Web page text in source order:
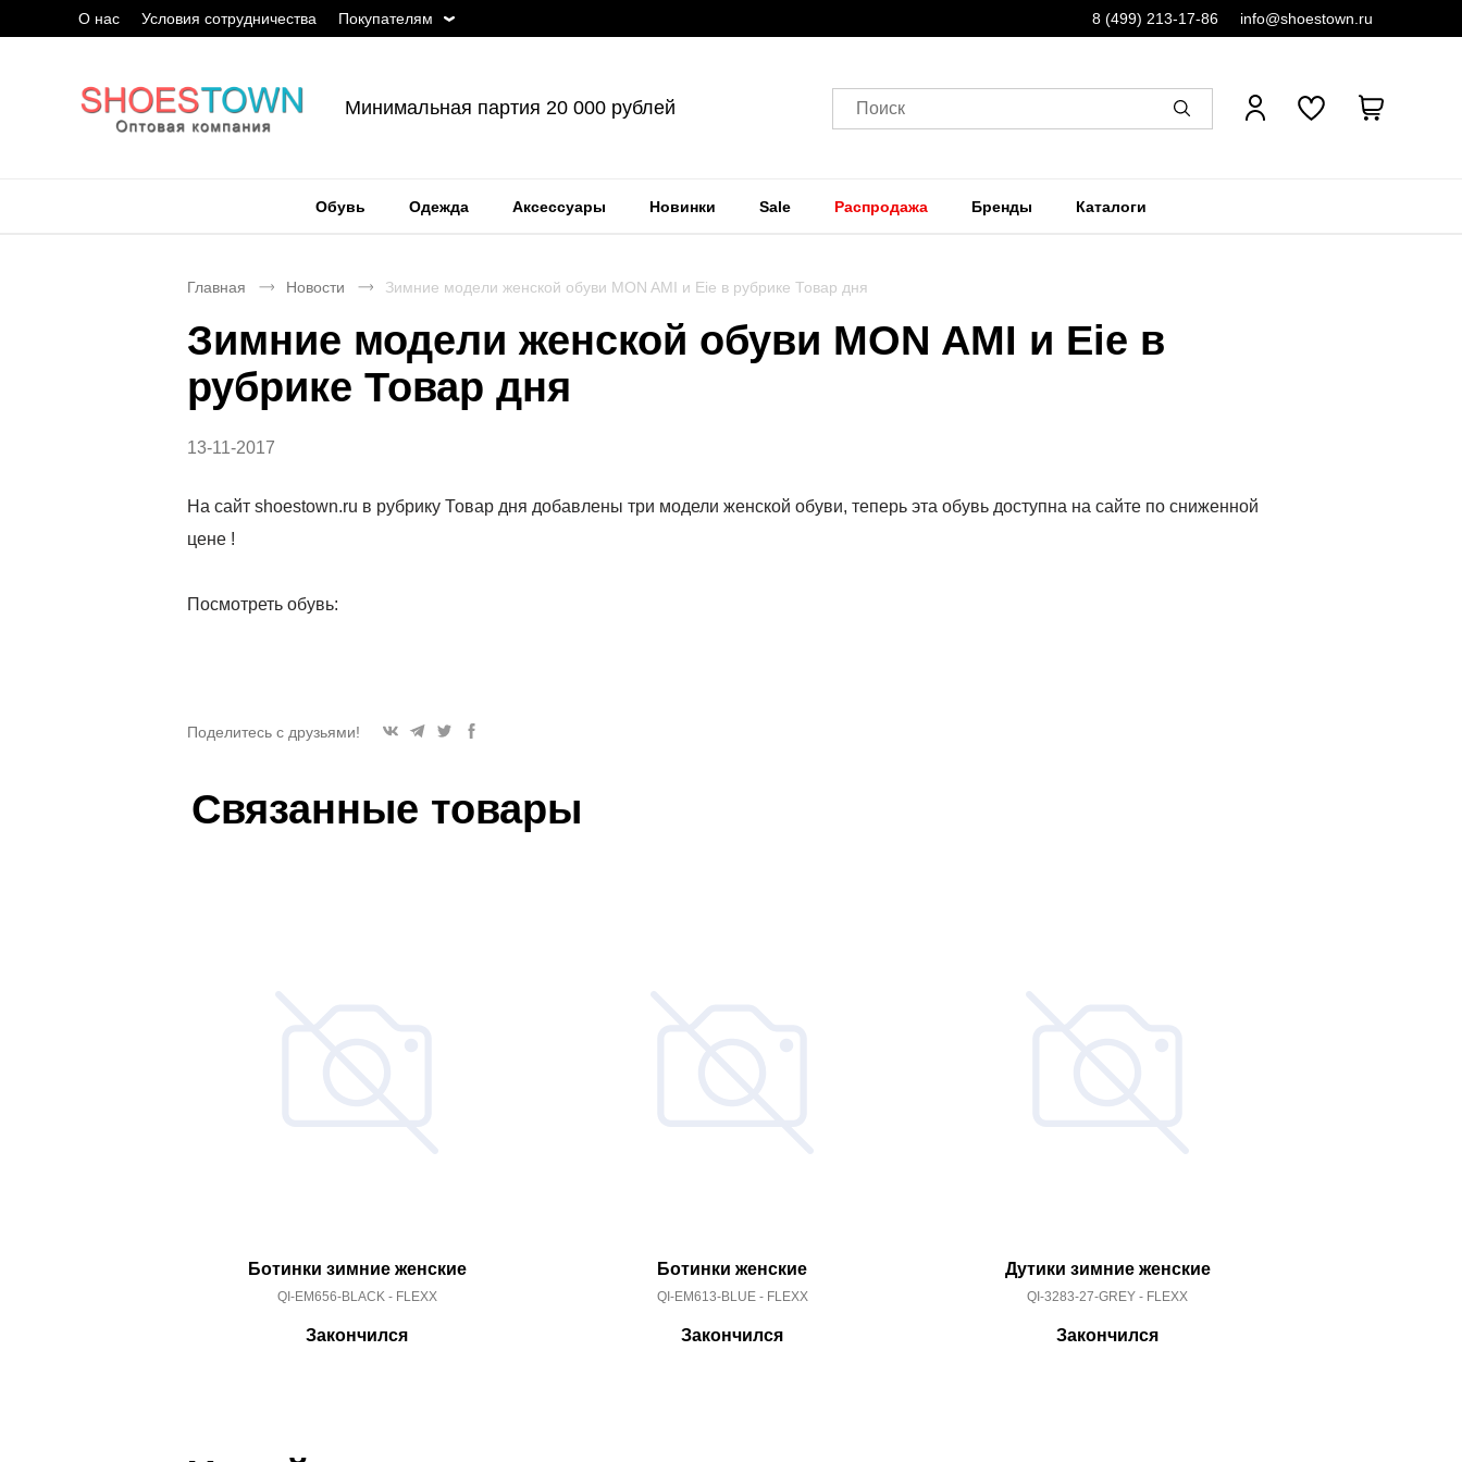
О нас Условия сотрудничества Покупателям 8 (499) 213-17-86 info@shoestown.ru
Минимальная партия 20 000 рублей Поиск
Обувь Одежда Аксессуары Новинки Sale Распродажа Бренды Каталоги
Главная Новости Зимние модели женской обуви MON AMI и Eie в рубрике Товар дня
Зимние модели женской обуви MON AMI и Eie в
рубрике Товар дня
13-11-2017
На сайт shoestown.ru в рубрику Товар дня добавлены три модели женской обуви, теперь эта обувь доступна на сайте по сниженной
цене !
Посмотреть обувь:
Поделитесь с друзьями!
Связанные товары
Ботинки зимние женские
QI-EM656-BLACK - FLEXX
Закончился
Ботинки женские
QI-EM613-BLUE - FLEXX
Закончился
Дутики зимние женские
QI-3283-27-GREY - FLEXX
Закончился